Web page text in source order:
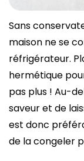
Sans
maison ne se
réfrigérateur.
hermétique
pas plus ! Au-
saveur et de
est donc
de la congeler